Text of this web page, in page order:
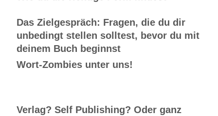
Das Zielgespräch: Fragen, die du dir
unbedingt stellen solltest, bevor du mit
deinem Buch beginnst
Wort-Zombies unter uns!
Verlag? Self Publishing? Oder ganz